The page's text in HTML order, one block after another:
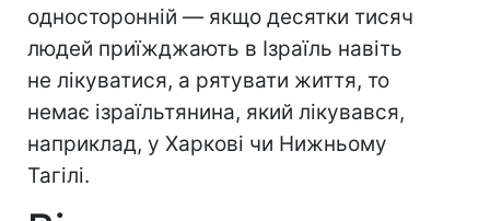
односторонній — якщо десятки тисяч
людей приїжджають в Ізраїль навіть
не лікуватися, а рятувати життя, то
немає ізраїльтянина, який лікувався,
наприклад, у Харкові чи Нижньому
Тагілі.